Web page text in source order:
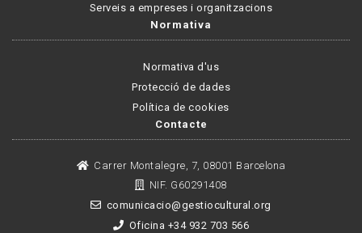
Serveis a empreses i organitzacions
Normativa
Normativa d'us
Protecció de dades
Política de cookies
Contacte
Carrer Montalegre, 7, 08001 Barcelona
NIF. G60291408
comunicacio@gestiocultural.org
Oficina +34 932 703 566